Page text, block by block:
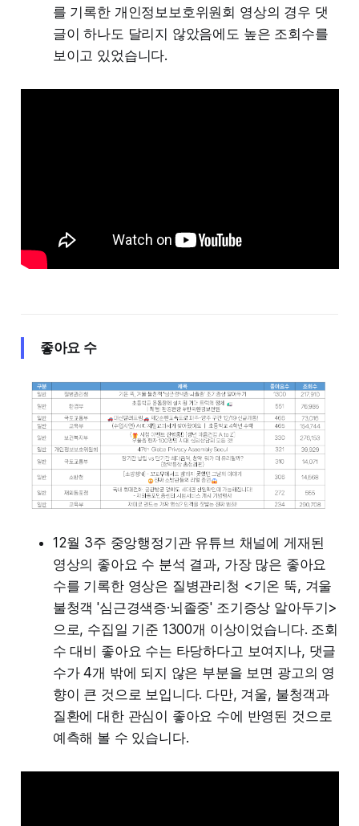
를 기록한 개인정보보호위원회 영상의 경우 댓
글이 하나도 달리지 않았음에도 높은 조회수를
보이고 있었습니다.
좋아요 수
12월 3주 중앙행정기관 유튜브 채널에 게재된
영상의 좋아요 수 분석 결과, 가장 많은 좋아요
수를 기록한 영상은 질병관리청 <기온 뚝, 겨울
불청객 '심근경색증·뇌졸중' 조기증상 알아두기>
으로, 수집일 기준 1300개 이상이었습니다. 조회
수 대비 좋아요 수는 타당하다고 보여지나, 댓글
수가 4개 밖에 되지 않은 부분을 보면 광고의 영
향이 큰 것으로 보입니다. 다만, 겨울, 불청객과
질환에 대한 관심이 좋아요 수에 반영된 것으로
예측해 볼 수 있습니다.